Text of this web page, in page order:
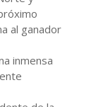
al ganador
inmensa